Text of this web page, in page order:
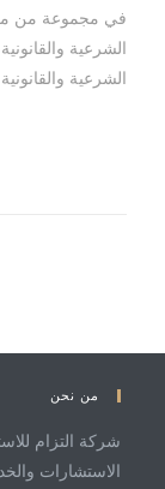
في مجموعة من
الشرعية
الشرعية والقانونية
من نحن
شركة التزام
الاستشارات